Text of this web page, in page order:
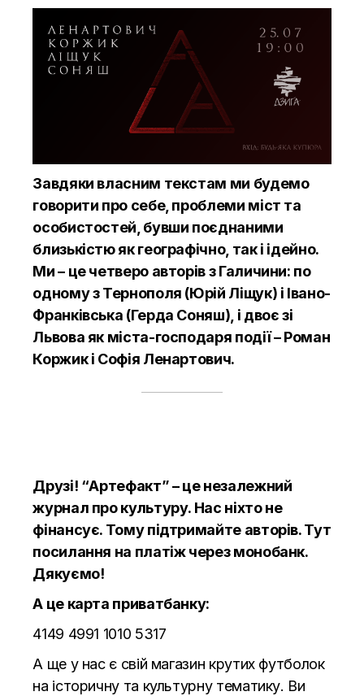
Завдяки власним текстам ми будемо
говорити про себе, проблеми міст та
особистостей, бувши поєднаними
близькістю як географічно, так і ідейно.
Ми – це четверо авторів з Галичини: по
одному з Тернополя (Юрій Ліщук) і Івано-
Франківська (Герда Соняш), і двоє зі
Львова як міста-господаря події – Роман
Коржик і Софія Ленартович.
Друзі! “Артефакт” – це незалежний
журнал про культуру. Нас ніхто не
фінансує. Тому підтримайте авторів.Тут
посилання на платіж через монобанк.
Дякуємо!
А це карта приватбанку:
4149 4991 1010 5317
А ще у нас є свій магазин крутих футболок
на історичну та культурну тематику. Ви